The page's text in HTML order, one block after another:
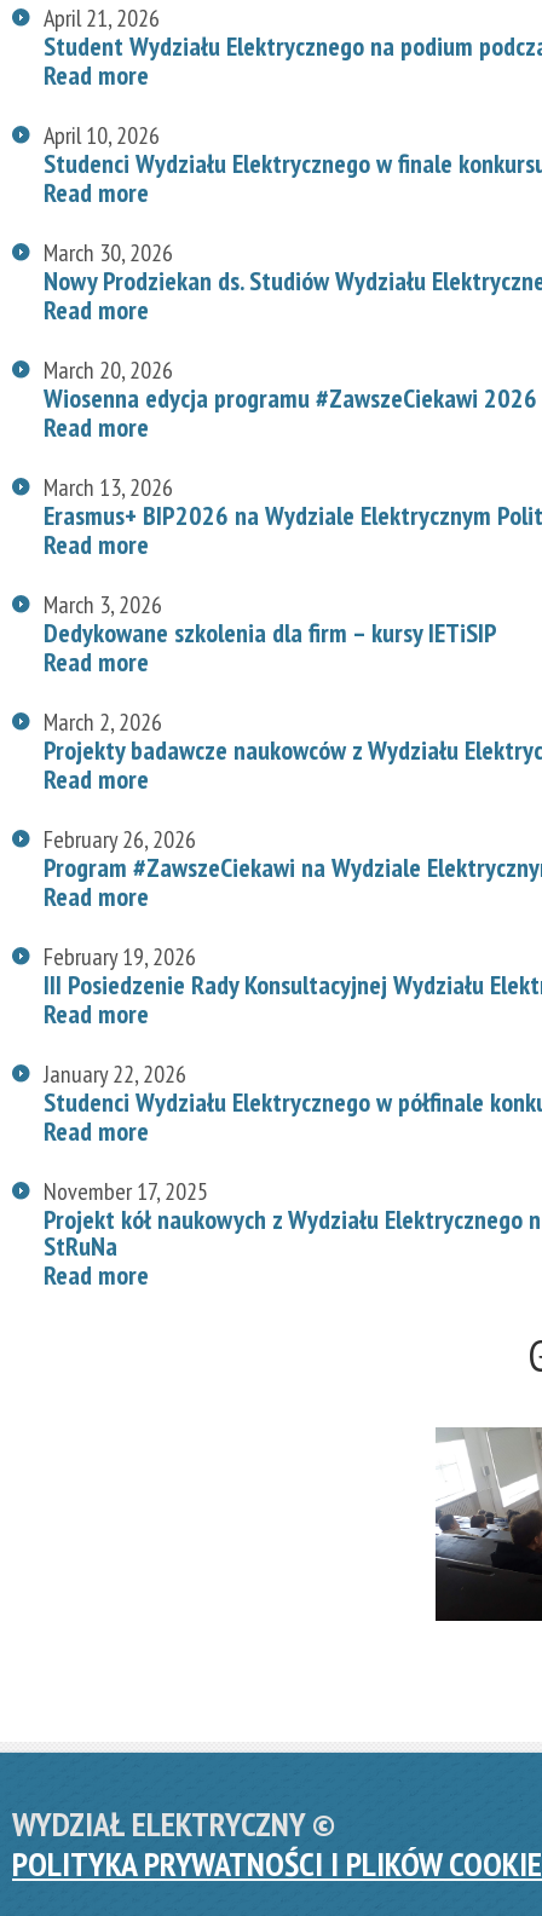
April 21, 2026
Student Wydziału Elektrycznego na podium
Read more
April 10, 2026
Studenci Wydziału Elektrycznego w finale
Read more
March 30, 2026
Nowy Prodziekan ds. Studiów Wydziału
Read more
March 20, 2026
Wiosenna edycja programu #ZawszeCiekawi
Read more
March 13, 2026
Erasmus+ BIP2026 na Wydziale Elektrycznym
Read more
March 3, 2026
Dedykowane szkolenia dla firm – kursy IETiSIP
Read more
March 2, 2026
Projekty badawcze naukowców z Wydziału
Read more
February 26, 2026
Program #ZawszeCiekawi na Wydziale
Read more
February 19, 2026
III Posiedzenie Rady Konsultacyjnej Wydziału
Read more
January 22, 2026
Studenci Wydziału Elektrycznego w półfinale
Read more
November 17, 2025
Projekt kół naukowych z Wydziału
StRuNa
Read more
WYDZIAŁ ELEKTRYCZNY ©
POLITYKA PRYWATNOŚCI I PLIKÓW